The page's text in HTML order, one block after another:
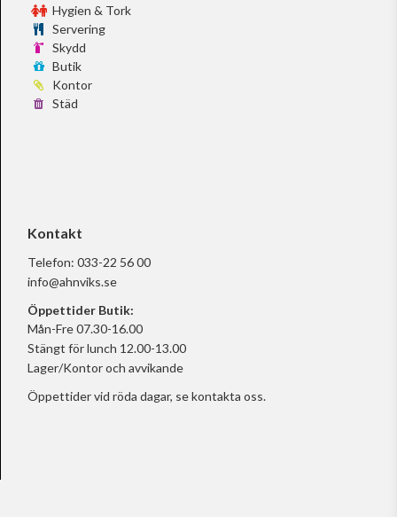
Hygien & Tork
Servering
Skydd
Butik
Kontor
Städ
Kontakt
Telefon: 033-22 56 00
info@ahnviks.se
Öppettider Butik:
Mån-Fre 07.30-16.00
Stängt för lunch 12.00-13.00
Lager/Kontor och avvikande
Öppettider vid röda dagar, sekontakta oss.